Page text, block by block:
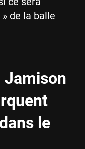
de la balle
Jamison
le